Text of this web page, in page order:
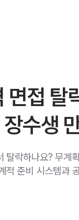
면접 탈
수생
탈락하나요? 무계
적 준비 시스템과